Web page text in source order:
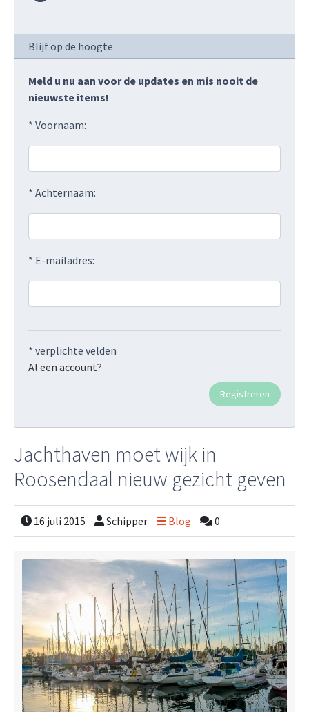
Blijf op de hoogte
Meld u nu aan voor de updates en mis nooit de
nieuwste items!
* Voornaam:
* Achternaam:
* E-mailadres:
* verplichte velden
Al een account?
Jachthaven moet wijk in
Roosendaal nieuw gezicht geven
16 juli 2015 Schipper Blog 0